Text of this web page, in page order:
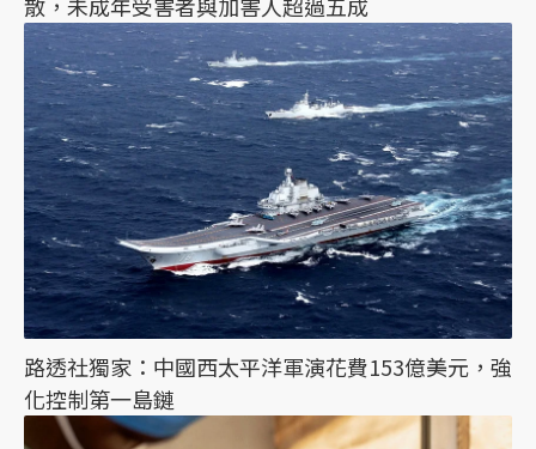
散，未成年受害者與加害人超過五成
路透社獨家：中國西太平洋軍演花費153億美元，強
化控制第一島鏈